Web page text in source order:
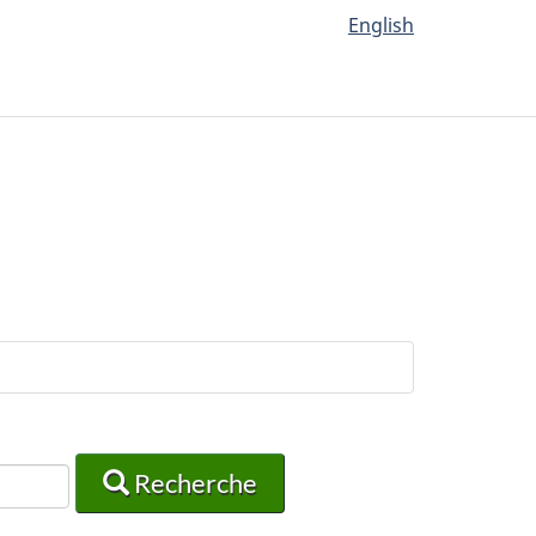
English
Recherche